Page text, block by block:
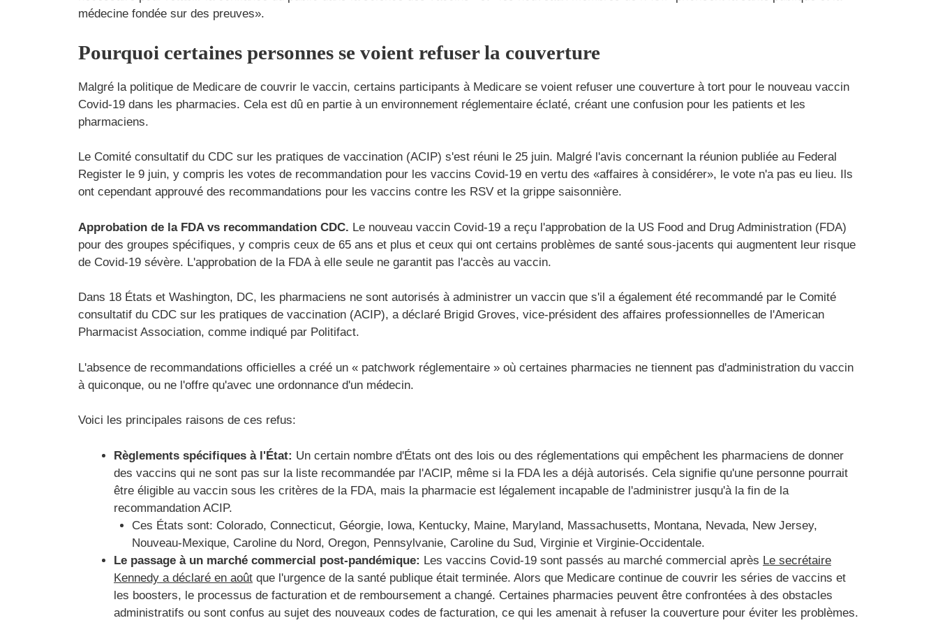
médecine fondée sur des preuves».
Pourquoi certaines personnes se voient refuser la couverture
Malgré la politique de Medicare de couvrir le vaccin, certains participants à Medicare se voient refuser une couverture à tort pour le nouveau vaccin
Covid-19 dans les pharmacies. Cela est dû en partie à un environnement réglementaire éclaté, créant une confusion pour les patients et les
pharmaciens.
Le Comité consultatif du CDC sur les pratiques de vaccination (ACIP) s'est réuni le 25 juin. Malgré l'avis concernant la réunion publiée au Federal
Register le 9 juin, y compris les votes de recommandation pour les vaccins Covid-19 en vertu des «affaires à considérer», le vote n'a pas eu lieu. Ils
ont cependant approuvé des recommandations pour les vaccins contre les RSV et la grippe saisonnière.
Approbation de la FDA vs recommandation CDC. Le nouveau vaccin Covid-19 a reçu l'approbation de la US Food and Drug Administration (FDA)
pour des groupes spécifiques, y compris ceux de 65 ans et plus et ceux qui ont certains problèmes de santé sous-jacents qui augmentent leur risque
de Covid-19 sévère. L'approbation de la FDA à elle seule ne garantit pas l'accès au vaccin.
Dans 18 États et Washington, DC, les pharmaciens ne sont autorisés à administrer un vaccin que s'il a également été recommandé par le Comité
consultatif du CDC sur les pratiques de vaccination (ACIP), a déclaré Brigid Groves, vice-président des affaires professionnelles de l'American
Pharmacist Association, comme indiqué par Politifact.
L'absence de recommandations officielles a créé un « patchwork réglementaire » où certaines pharmacies ne tiennent pas d'administration du vaccin
à quiconque, ou ne l'offre qu'avec une ordonnance d'un médecin.
Voici les principales raisons de ces refus:
Règlements spécifiques à l'État: Un certain nombre d'États ont des lois ou des réglementations qui empêchent les pharmaciens de donner
des vaccins qui ne sont pas sur la liste recommandée par l'ACIP, même si la FDA les a déjà autorisés. Cela signifie qu'une personne pourrait
être éligible au vaccin sous les critères de la FDA, mais la pharmacie est légalement incapable de l'administrer jusqu'à la fin de la
recommandation ACIP.
Ces États sont: Colorado, Connecticut, Géorgie, Iowa, Kentucky, Maine, Maryland, Massachusetts, Montana, Nevada, New Jersey,
Nouveau-Mexique, Caroline du Nord, Oregon, Pennsylvanie, Caroline du Sud, Virginie et Virginie-Occidentale.
Le passage à un marché commercial post-pandémique: Les vaccins Covid-19 sont passés au marché commercial après Le secrétaire
Kennedy a déclaré en août que l'urgence de la santé publique était terminée. Alors que Medicare continue de couvrir les séries de vaccins et
les boosters, le processus de facturation et de remboursement a changé. Certaines pharmacies peuvent être confrontées à des obstacles
administratifs ou sont confus au sujet des nouveaux codes de facturation, ce qui les amenait à refuser la couverture pour éviter les problèmes.